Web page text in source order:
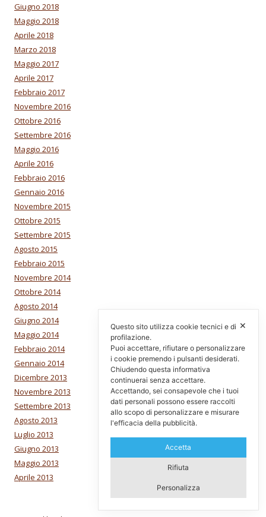
Giugno 2018
Maggio 2018
Aprile 2018
Marzo 2018
Maggio 2017
Aprile 2017
Febbraio 2017
Novembre 2016
Ottobre 2016
Settembre 2016
Maggio 2016
Aprile 2016
Febbraio 2016
Gennaio 2016
Novembre 2015
Ottobre 2015
Settembre 2015
Agosto 2015
Febbraio 2015
Novembre 2014
Ottobre 2014
Agosto 2014
Giugno 2014
Maggio 2014
Febbraio 2014
Gennaio 2014
Dicembre 2013
Novembre 2013
Settembre 2013
Agosto 2013
Luglio 2013
Giugno 2013
Maggio 2013
Aprile 2013
✕
Questo sito utilizza cookie tecnici e di
profilazione.
Puoi accettare, rifiutare o personalizzare
i cookie premendo i pulsanti desiderati.
Chiudendo questa informativa
continuerai senza accettare.
Accettando, sei consapevole che i tuoi
dati personali possono essere raccolti
allo scopo di personalizzare e misurare
l'efficacia della pubblicità.
Accetta
Rifiuta
Personalizza